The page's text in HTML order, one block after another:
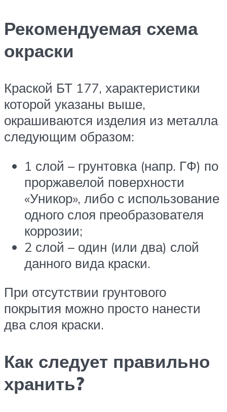
Рекомендуемая схема
окраски
Краской БТ 177, характеристики
которой указаны выше,
окрашиваются изделия из металла
следующим образом:
1 слой – грунтовка (напр. ГФ) по
проржавелой поверхности
«Уникор», либо с использование
одного слоя преобразователя
коррозии;
2 слой – один (или два) слой
данного вида краски.
При отсутствии грунтового
покрытия можно просто нанести
два слоя краски.
Как следует правильно
хранить?